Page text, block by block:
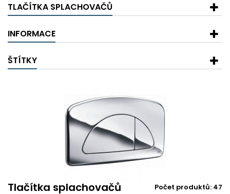
TLAČÍTKA SPLACHOVAČŮ
INFORMACE
ŠTÍTKY
Tlačítka splachovačů
Počet produktů: 47